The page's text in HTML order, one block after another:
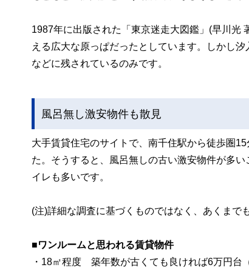
1987年に出版された「東京迷走大図鑑」(早川光
える広大な原っぱだったとしています。しかし
などに残されているのみです。
風呂無し激安物件も散見
大手賃貸住宅のサイトで、南千住駅から徒歩圏
た。そうすると、風呂無しの古い激安物件が多
イレも多いです。
(注)詳細な調査に基づくものではなく、あくまで
■ワンルームと思われる賃貸物件
・18㎡程度 築年数が古くても良ければ6万円台